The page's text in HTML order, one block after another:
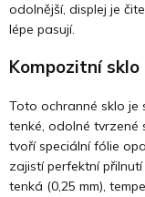
odolnější, displej je
lépe pasují.
Kompozitní sklo
Toto ochranné sklo je
tenké, odolné tvrzené
tvoří speciální fólie
zajistí perfektní
tenká (0,25 mm),